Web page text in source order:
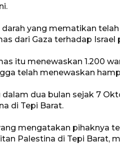
yang mematikan
dari Gaza terhadap Israel
itu menewaskan 1.200
telah menewaskan
dalam dua bulan sejak 7
di Tepi Barat.
mengatakan pihaknya
Palestina di Tepi Barat,